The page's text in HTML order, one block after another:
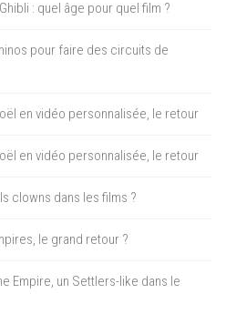
: quel âge pour quel film ?
pour faire des circuits de
en vidéo personnalisée, le retour
en vidéo personnalisée, le retour
clowns dans les films ?
le grand retour ?
Empire, un Settlers-like dans le